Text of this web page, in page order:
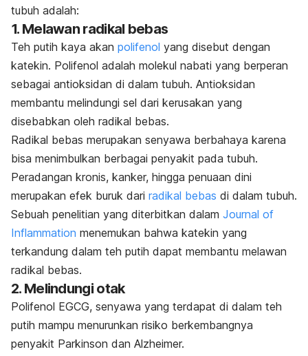
tubuh adalah:
1. Melawan radikal bebas
Teh putih kaya akan polifenol yang disebut dengan
katekin. Polifenol adalah molekul nabati yang berperan
sebagai antioksidan di dalam tubuh. Antioksidan
membantu melindungi sel dari kerusakan yang
disebabkan oleh radikal bebas.
Radikal bebas merupakan senyawa berbahaya karena
bisa menimbulkan berbagai penyakit pada tubuh.
Peradangan kronis, kanker, hingga penuaan dini
merupakan efek buruk dari radikal bebas di dalam tubuh.
Sebuah penelitian yang diterbitkan dalam Journal of
Inflammation menemukan bahwa katekin yang
terkandung dalam teh putih dapat membantu melawan
radikal bebas.
2. Melindungi otak
Polifenol EGCG, senyawa yang terdapat di dalam teh
putih mampu menurunkan risiko berkembangnya
penyakit Parkinson dan Alzheimer.